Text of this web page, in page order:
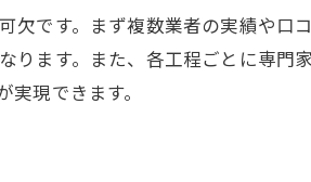
欠です。まず複数業者の実績や口
ます。また、各工程ごとに専門家
現できます。